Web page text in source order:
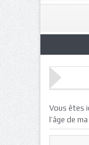
Vous êtes
l’âge de